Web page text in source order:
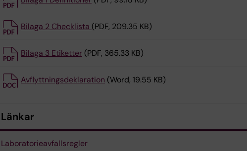
Bilaga 2 Checklista (PDF, 209.35 KB)
Bilaga 3 Etiketter (PDF, 365.33 KB)
Avflyttningsdeklaration (Word, 19.55 KB)
Länkar
Laboratorieavfallsregler